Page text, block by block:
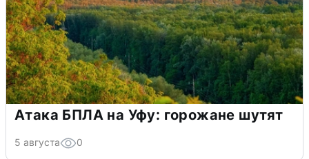
Атака БПЛА на Уфу: горожане шутят
5 августа 0